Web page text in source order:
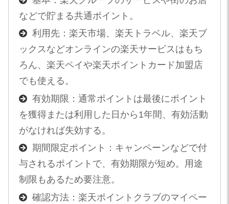
などで貯まる共通ポイント。
利用先：楽天市場、楽天トラベル、楽天ブ
ックスなどオンラインの楽天サービスはもち
ろん、楽天ペイや楽天ポイントカード加盟店
でも使える。
有効期限：通常ポイントは最後にポイント
を獲得または利用した日から1年間、有効活動
がなければ失効する。
期間限定ポイント：キャンペーンなどで付
与されるポイントで、有効期限が短め。用途
制限もあるため要注意。
確認方法：楽天ポイントクラブのマイペー